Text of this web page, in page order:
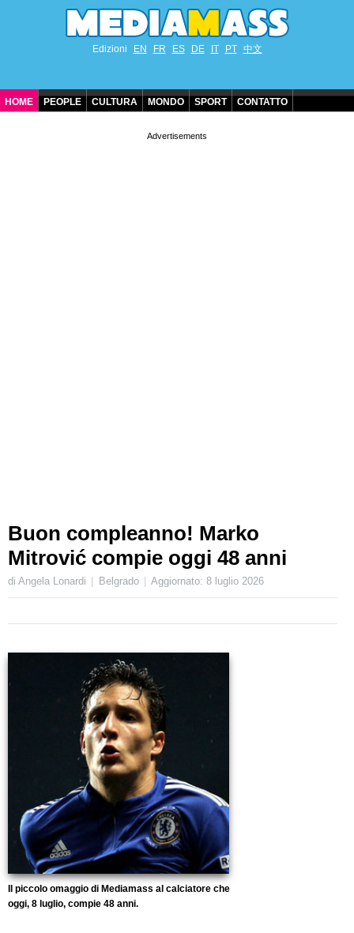
Edizioni EN FR ES DE IT PT 中文
HOME PEOPLE CULTURA MONDO SPORT CONTATTO
Buon compleanno! Marko
Mitrović compie oggi 48 anni
di Angela Lonardi Belgrado Aggiornato:8 luglio 2026
Il piccolo omaggio di Mediamass al calciatore che
oggi, 8 luglio, compie 48 anni.